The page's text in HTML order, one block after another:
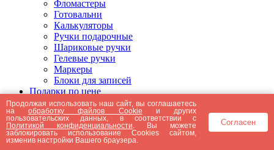
Фломастеры
Готовальни
Калькуляторы
Ручки подарочные
Шариковые ручки
Гелевые ручки
Маркеры
Блоки для записей
Подарки по цене
Подарки от 5000 рублей
Подарки до 5000 рублей
Подарки до 3000 рублей
Подарки до 2000 рублей
Подарки до 1000 рублей
Продолжая использовать наш сайт, вы соглашаетесь
наобработку файлов Cookie и других
пользовательских данных, в соответствии с
Политикой конфиденциальности . Вы можете
заблокировать использование Cookies сайтом,
изменив настройки Вашего браузера.
Согласен